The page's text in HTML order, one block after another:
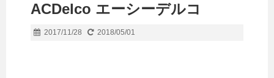
ACDelco エーシーデルコ
2017/11/28 2018/05/01